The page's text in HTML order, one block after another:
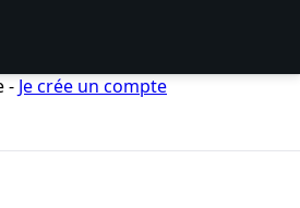
- Je crée un compte